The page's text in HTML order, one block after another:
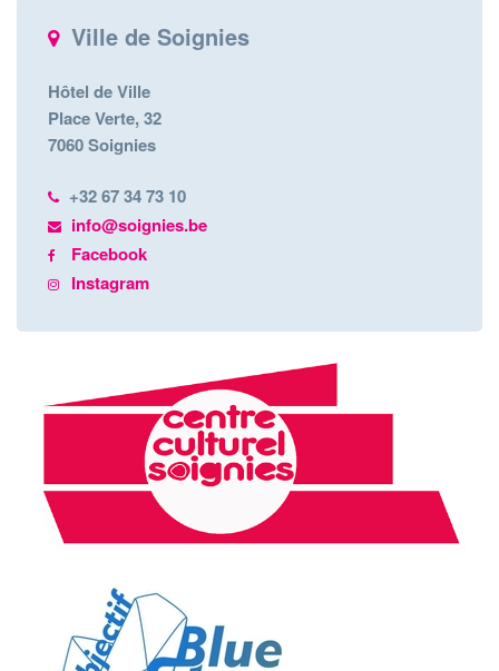
Ville de Soignies
Hôtel de Ville
Place Verte, 32
7060 Soignies
+32 67 34 73 10
info@soignies.be
Facebook
Instagram